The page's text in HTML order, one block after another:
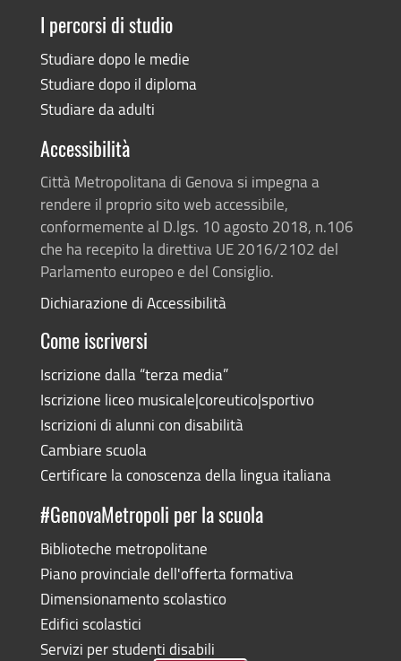
I percorsi di studio
Studiare dopo le medie
Studiare dopo il diploma
Studiare da adulti
Accessibilità
Città Metropolitana di Genova si impegna a
rendere il proprio sito web accessibile,
conformemente al D.lgs. 10 agosto 2018, n.106
che ha recepito la direttiva UE 2016/2102 del
Parlamento europeo e del Consiglio.
Dichiarazione di Accessibilità
Come iscriversi
Iscrizione dalla “terza media”
Iscrizione liceo musicale|coreutico|sportivo
Iscrizioni di alunni con disabilità
Cambiare scuola
Certificare la conoscenza della lingua italiana
#GenovaMetropoli per la scuola
Biblioteche metropolitane
Piano provinciale dell'offerta formativa
Dimensionamento scolastico
Edifici scolastici
Servizi per studenti disabili